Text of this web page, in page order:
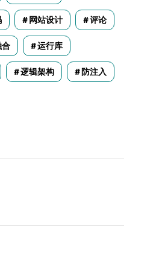
网站设计 评论
合 运行库
逻辑架构 防注入